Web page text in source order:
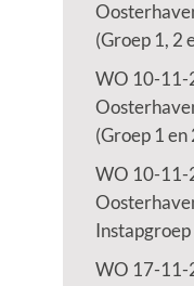
(Groep 1, 2
WO 10-11-
(Groep 1 en
WO 10-11-
Instapgroep
WO 17-11-